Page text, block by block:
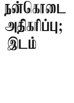
நன்கொடை
இடம்